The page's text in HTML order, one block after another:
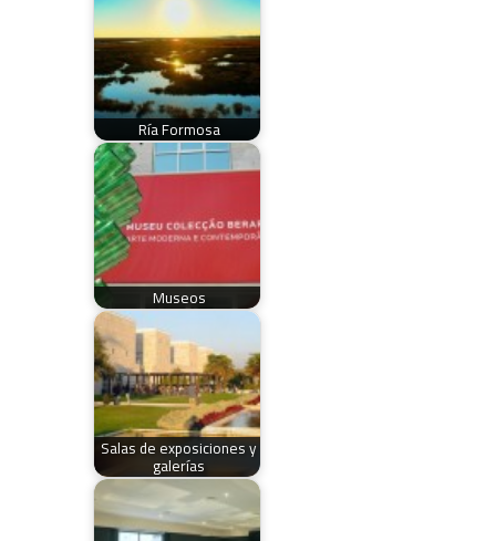
Ría Formosa
Museos
Salas de exposiciones y
galerías